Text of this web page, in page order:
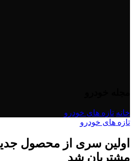
خانه تازه های خودرو
تازه های خودرو
اولین سری از محصول
مشتریان شد